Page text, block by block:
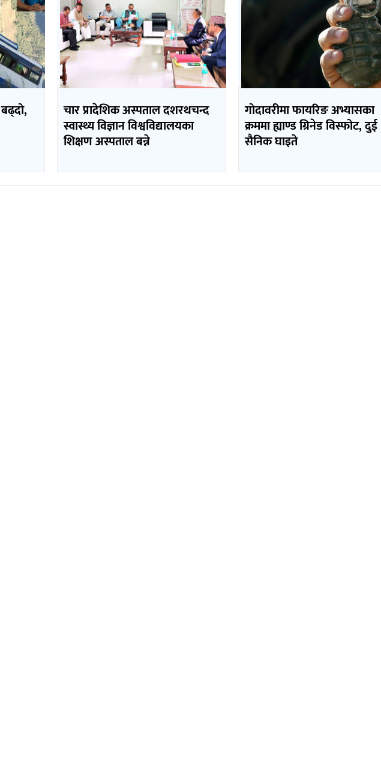
चार प्रादेशिक अस्पताल दशरथचन्द
स्वास्थ्य विज्ञान विश्वविद्यालयका
शिक्षण अस्पताल बन्ने
गोदावरीमा फायरिङ अभ्यासका
क्रममा ह्याण्ड ग्रिनेड विस्फोट, दुई
सैनिक घाइते